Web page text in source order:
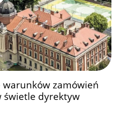
warunków zamówień
świetle dyrektyw